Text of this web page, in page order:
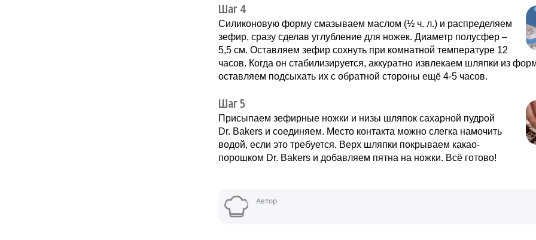
Шаг 4
Силиконовую форму смазываем маслом (½ ч. л.) и распределяем
зефир, сразу сделав углубление для ножек. Диаметр полусфер –
5,5 см. Оставляем зефир сохнуть при комнатной температуре 12
часов. Когда он стабилизируется, аккуратно извлекаем шляпки из
оставляем подсыхать их с обратной стороны ещё 4-5 часов.
Шаг 5
Присыпаем зефирные ножки и низы шляпок сахарной пудрой
Dr. Bakers и соединяем. Место контакта можно слегка намочить
водой, если это требуется. Верх шляпки покрываем какао-
порошком Dr. Bakers и добавляем пятна на ножки. Всё готово!
Автор